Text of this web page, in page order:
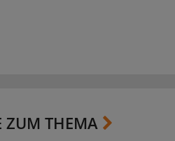
ZUM THEMA